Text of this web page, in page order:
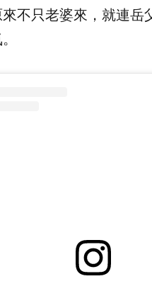
來不只老婆來，就連岳